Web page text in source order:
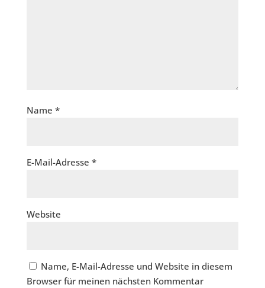
Name *
E-Mail-Adresse *
Website
Name, E-Mail-Adresse und Website in diesem
Browser für meinen nächsten Kommentar